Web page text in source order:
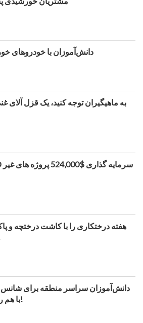
دانش‌آموزان با خودروهای
به ماهیگیران توجه کنید، یک قزل آلای
سواد
دانش‌آموزان سراسر منطقه برای شانس
KidWind با هم رقابت می‌کنند!